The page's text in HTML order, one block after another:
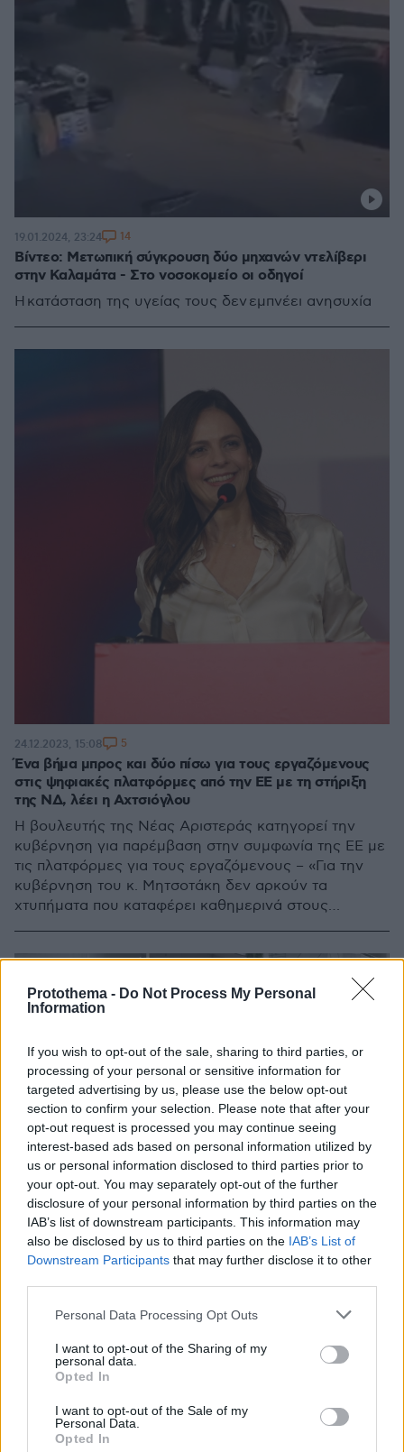
Protothema - Do Not Process My Personal
Information
If you wish to opt-out of the sale, sharing to third parties, or
processing of your personal or sensitive information for
targeted advertising by us, please use the below opt-out
section to confirm your selection. Please note that after your
opt-out request is processed you may continue seeing
interest-based ads based on personal information utilized by
us or personal information disclosed to third parties prior to
your opt-out. You may separately opt-out of the further
disclosure of your personal information by third parties on the
IAB’s list of downstream participants. This information may
also be disclosed by us to third parties on the IAB’s List of
Downstream Participants that may further disclose it to other
Please note that this website/app uses one or more Google
not limited to your visit or usage behaviour. You may click to
grant or deny consent to Google and its third-party tags to
use your data for below specified purposes in below Google
consent section.
Personal Data Processing Opt Outs
I want to opt-out of the Sharing of my
personal data.
Opted In
I want to opt-out of the Sale of my
Personal Data.
Opted In
Βίντεο: Μετωπική σύγκρουση δύο μηχανών ντελίβερι
στην Καλαμάτα - Στο νοσοκομείο οι οδηγοί
Η κατάσταση της υγείας τους δεν εμπνέει ανησυχία
19.01.2024, 23:24 14
Ένα βήμα μπρος και δύο πίσω για τους εργαζόμενους
στις ψηφιακές πλατφόρμες από την ΕΕ με τη στήριξη
της ΝΔ, λέει η Αχτσιόγλου
Η βουλευτής της Νέας Αριστεράς κατηγορεί την
κυβέρνηση για παρέμβαση στην συμφωνία της ΕΕ με
τις πλατφόρμες για τους εργαζόμενους – «Για την
κυβέρνηση του κ. Μητσοτάκη δεν αρκούν τα
χτυπήματα που καταφέρει καθημερινά στους
24.12.2023, 15:08 5
ΕΕ: Υπάλληλοι και όχι συνεργάτες οι εργαζόμενοι σε
πλατφόρμες τύπου Uber και delivery
Πότε οι πλατφόρμες θα είναι υποχρεωμένες να
αναγνωρίζουν πλήρη δικαιώματα – Η συμφωνία της
13.12.2023, 17:50 20